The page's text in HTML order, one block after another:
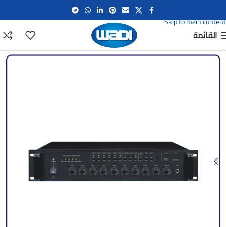
Skip to main content
القائمة